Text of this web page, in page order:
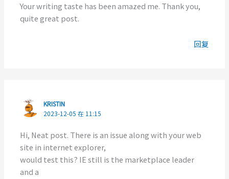
Your writing taste has been amazed me. Thank you,
quite great post.
回复
KRISTIN
2023-12-05 在 11:15
Hi, Neat post. There is an issue along with your web
site in internet explorer,
would test this? IE still is the marketplace leader
and a